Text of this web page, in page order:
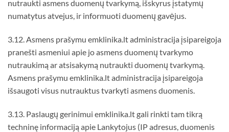
nutraukti asmens duomenų tvarkymą, išskyrus įstatymų
numatytus atvejus, ir informuoti duomenų gavėjus.
3.12. Asmens prašymu emklinika.lt administracija įsipareigoja
pranešti asmeniui apie jo asmens duomenų tvarkymo
nutraukimą ar atsisakymą nutraukti duomenų tvarkymą.
Asmens prašymu emklinika.lt administracija įsipareigoja
išsaugoti visus nutrauktus tvarkyti asmens duomenis.
3.13. Paslaugų gerinimui emklinika.lt gali rinkti tam tikrą
techninę informaciją apie Lankytojus (IP adresus, duomenis